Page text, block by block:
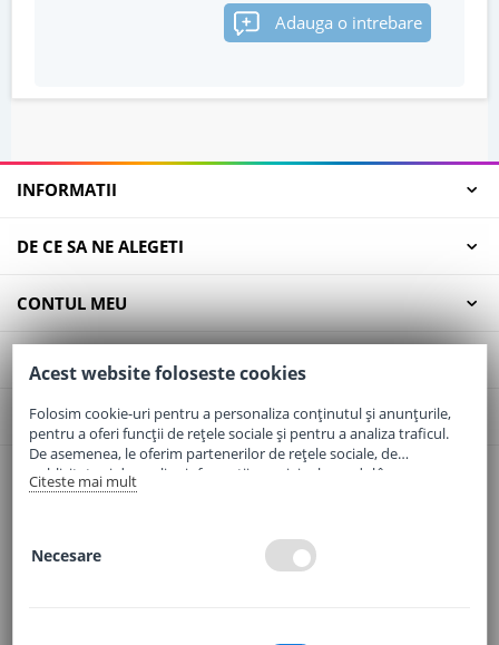
Adauga o intrebare
INFORMATII
DE CE SA NE ALEGETI
CONTUL MEU
SERVICII CLIENTI
CONTACT
Email:office@elaptepraf.ro
Sos. Borsului, Nr. 20, Oradea, Jud. Bihor
Acest website foloseste cookies
Folosim cookie-uri pentru a personaliza conținutul și anunțurile,
pentru a oferi funcții de rețele sociale și pentru a analiza traficul.
De asemenea, le oferim partenerilor de rețele sociale, de
publicitate și de analize informații cu privire la modul în care
folosiți site-ul nostru. Aceștia le pot combina cu alte informații
Citeste mai mult
Necesare